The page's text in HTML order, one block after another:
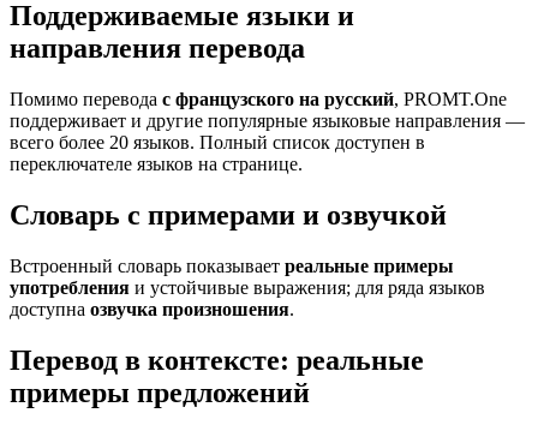
Поддерживаемые языки и
направления перевода
Помимо перевода с французского на русский, PROMT.One
поддерживает и другие популярные языковые направления —
всего более 20 языков. Полный список доступен в
переключателе языков на странице.
Словарь с примерами и озвучкой
Встроенный словарь показывает реальные примеры
употребления и устойчивые выражения; для ряда языков
доступна озвучка произношения.
Перевод в контексте: реальные
примеры предложений